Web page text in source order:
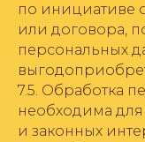
по инициативе
или договора,
персональных
7.5. Обработка
необходима
и законных